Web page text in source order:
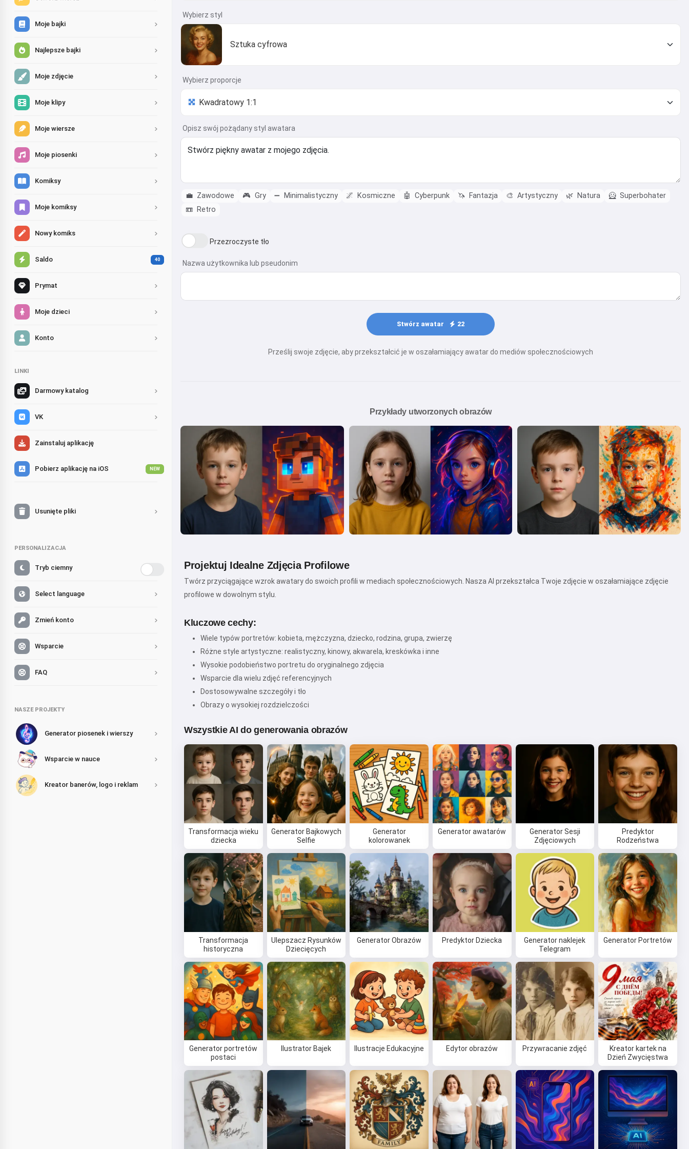
Moje bajki
Najlepsze bajki
Moje zdjęcie
Moje klipy
Moje wiersze
Moje piosenki
Komiksy
Moje komiksy
Nowy komiks
Saldo 40
Prymat
Moje dzieci
Konto
LINKI
Darmowy katalog
VK
Zainstaluj aplikację
Pobierz aplikację na iOS NEW
Usunięte pliki
PERSONALIZACJA
Tryb ciemny
Select language
Zmień konto
Wsparcie
FAQ
NASZE PROJEKTY
Generator piosenek i wierszy
Wsparcie w nauce
Kreator banerów, logo i reklam
Wybierz styl
Sztuka cyfrowa
Wybierz proporcje
Opisz swój pożądany styl awatara
💼 Zawodowe 🎮 Gry ➖ Minimalistyczny 🌌 Kosmiczne 🤖 Cyberpunk 🦄 Fantazja 🎨 Artystyczny 🌿 Natura 🦸 Superbohater
📼 Retro
Przezroczyste tło
Nazwa użytkownika lub pseudonim
Stwórz awatar 22
Prześlij swoje zdjęcie, aby przekształcić je w oszałamiający awatar do mediów społecznościowych
Przykłady utworzonych obrazów
Projektuj Idealne Zdjęcia Profilowe
Twórz przyciągające wzrok awatary do swoich profili w mediach społecznościowych. Nasza AI przekształca Twoje zdjęcie w oszałamiające zdjęcie
profilowe w dowolnym stylu.
Kluczowe cechy:
Wiele typów portretów: kobieta, mężczyzna, dziecko, rodzina, grupa, zwierzę
Różne style artystyczne: realistyczny, kinowy, akwarela, kreskówka i inne
Wysokie podobieństwo portretu do oryginalnego zdjęcia
Wsparcie dla wielu zdjęć referencyjnych
Dostosowywalne szczegóły i tło
Obrazy o wysokiej rozdzielczości
Wszystkie AI do generowania obrazów
Transformacja wieku
dziecka
Generator Bajkowych
Selfie
Generator
kolorowanek
Generator awatarów
Generator Sesji
Zdjęciowych
Predyktor
Rodzeństwa
Transformacja
historyczna
Ulepszacz Rysunków
Dziecięcych
Generator Obrazów Predyktor Dziecka
Generator naklejek
Telegram
Generator Portretów
Generator portretów
postaci
Ilustrator Bajek Ilustracje Edukacyjne Edytor obrazów Przywracanie zdjęć
Kreator kartek na
Dzień Zwycięstwa
Cześć! Jestem Storiko 👋
Opowiadam magiczne сказки na
dobranoc dla Twoich dzieci 🌟
Przeczytaj сказkę
Rozpoczynając korzystanie z serwisu, akceptujesz:
Regulamin